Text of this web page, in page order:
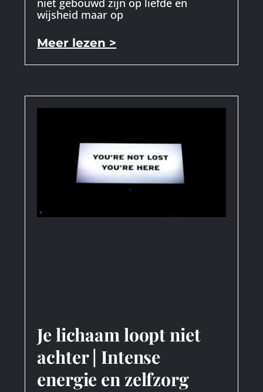
wijsheid maar op
Meer lezen >
Je lichaam loopt niet
achter | Intense
energie en zelfzorg